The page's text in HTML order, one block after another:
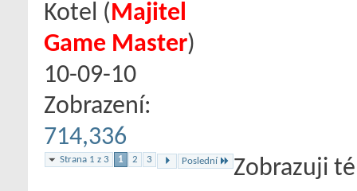
Kotel ‎(Majitel
Game Master)
10-09-10
Zobrazení:
714,336
Strana 1 z 3 1 2 3 Poslední Zobrazuji